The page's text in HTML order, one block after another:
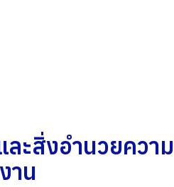
ะสิ่งอำนวยความ
าน